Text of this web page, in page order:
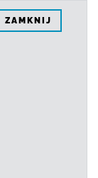
ZAMKNIJ